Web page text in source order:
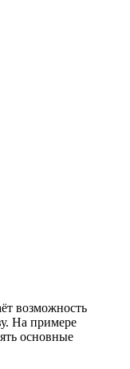
возможность
На примере
основные